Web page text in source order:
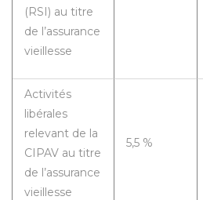
(RSI) au titre
de l’assurance
vieillesse
Activités
libérales
relevant de la
CIPAV au titre
de l’assurance
vieillesse
5,5 %